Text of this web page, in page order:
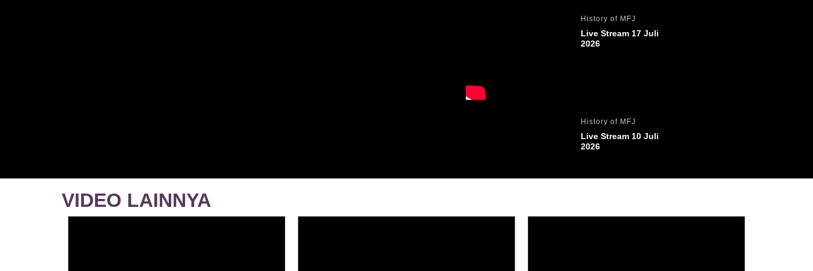
History of MFJ
Live Stream 17 Juli
2026
History of MFJ
Live Stream 10 Juli
2026
VIDEO LAINNYA